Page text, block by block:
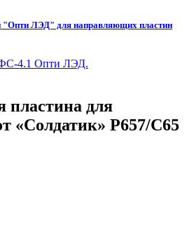
ЛЭД" для направляющих пластин
для
«Солдатик» Р657/С65